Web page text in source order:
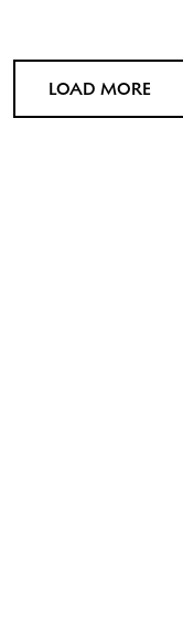
LOAD MORE